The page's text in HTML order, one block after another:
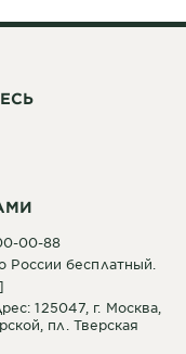
00-88
России бесплатный.
125047, г. Москва,
пл. Тверская